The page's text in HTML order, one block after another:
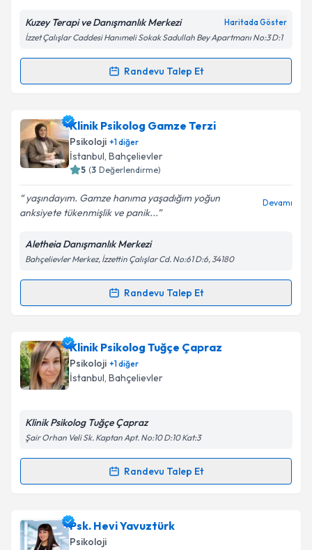
Kişisel verilerimin işlenmesine ilişkin
Aydınlatma
Metni'ni okudum ve kişisel verilerimin belirtilen
kapsamda işlenmesini kabul ediyorum.
Kuzey Terapi ve Danışmanlık Merkezi Haritada Göster
İzzet Çalışlar Caddesi Hanımeli Sokak Sadullah Bey Apartmanı No:3 D:1
Randevu Talep Et
Randevu Takvimi Talebi
Psk. Ezgi Kayaiçin randevu takvimi talebi oluşturun.
Size bu uzmandan randevu almanız için bir takvim
hazırlandığında e-posta ile bilgilendireceğiz.
Kişisel verilerimin işlenmesine ilişkin
Metni'ni okudum ve kişisel verilerimin belirtilen
kapsamda işlenmesini kabul ediyorum.
Klinik Psikolog Gamze Terzi
Psikoloji +1diğer
İstanbul, Bahçelievler
5 (3 Değerlendirme)
yaşındayım. Gamze hanıma yaşadığım yoğun
anksiyete tükenmişlik ve panik...
Devamı
Aletheia Danışmanlık Merkezi
Bahçelievler Merkez, İzzettin Çalışlar Cd. No:61 D:6, 34180
Randevu Talep Et
Randevu Takvimi Talebi
Klinik Psikolog Gamze Terziiçin randevu takvimi
talebi oluşturun. Size bu uzmandan randevu almanız
için bir takvim hazırlandığında e-posta ile
bilgilendireceğiz.
Kişisel verilerimin işlenmesine ilişkinAydınlatma
kapsamda işlenmesini kabul ediyorum.
Klinik Psikolog Tuğçe Çapraz
Psikoloji +1diğer
İstanbul, Bahçelievler
Klinik Psikolog Tuğçe Çapraz
Şair Orhan Veli Sk. Kaptan Apt. No:10 D:10 Kat:3
Randevu Talep Et
Randevu Takvimi Talebi
Klinik Psikolog Tuğçe Çapraz
talebi oluşturun. Size bu uzmandan randevu almanız
Psk. Hevi Yavuztürk
Psikoloji